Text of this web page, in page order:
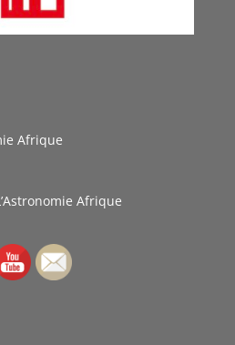
Afrique
Afrique